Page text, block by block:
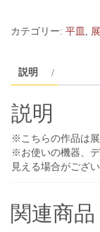
T44
カテゴリー: 平皿
説明
説明
※こちらの作品は展
※お使いの機器、
見える場合がござい
関連商品